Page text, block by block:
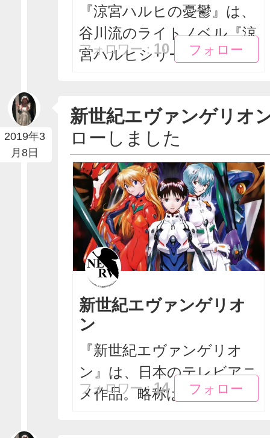
『涼宮ハルヒの憂鬱』は、
谷川流のライトノベル『涼
宮ハルヒシリーズ』を...
フォロー
フォロー
フォロワー：10
2019年3
月8日
新世紀エヴァンゲリオ
ローしました
新世紀エヴァンゲリオ
ン
『新世紀エヴァンゲリオ
ン』は、日本のテレビアニ
メ作品。略称は「エヴァ...
フォロー
フォロー
フォロワー：14